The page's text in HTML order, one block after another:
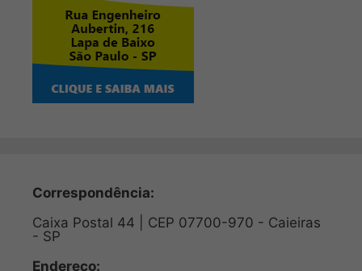
Correspondência:
Caixa Postal 44 | CEP 07700-970 - Caieiras
- SP
Endereço: